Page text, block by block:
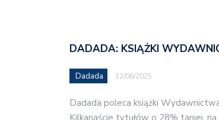
DADADA: KSIĄŻKI
Dadada 12/06/2025
Dadada poleca książki
Kilkanaście tytułów o 28% taniej, na